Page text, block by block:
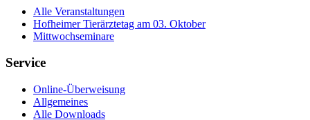
Alle Veranstaltungen
Hofheimer Tierärztetag am 03. Oktober
Mittwochseminare
Service
Online-Überweisung
Allgemeines
Alle Downloads